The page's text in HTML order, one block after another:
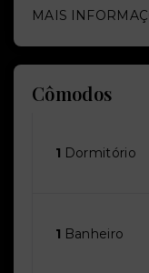
MAIS
Cômodos
1 Dormitório
1 Banheiro